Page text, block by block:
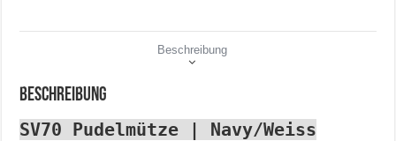
Beschreibung
Beschreibung
SV70 Pudelmütze | Navy/Weiss